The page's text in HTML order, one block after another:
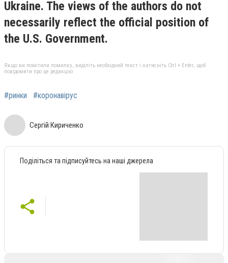
Ukraine. The views of the authors do not
necessarily reflect the official position of
the U.S. Government.
Якщо ви помітили помилку, виділіть необхідний текст і натисніть Ctrl + Enter, щоб
повідомити про це редакцію
#ринки #коронавірус
Сергій Кириченко
Поділіться та підписуйтесь на наші джерела